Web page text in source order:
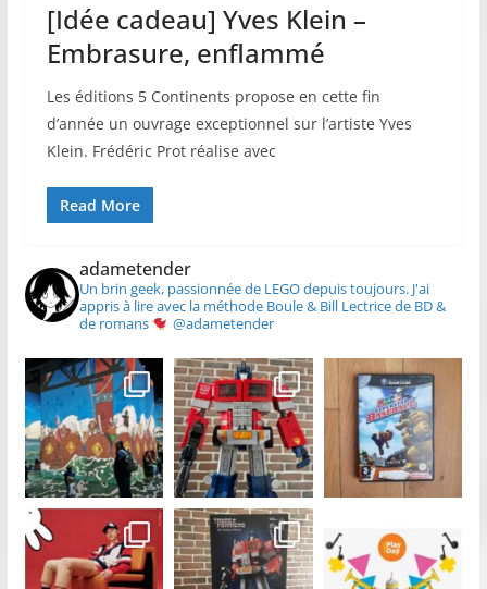
[Idée cadeau] Yves Klein –
Embrasure, enflammé
Les éditions 5 Continents propose en cette fin
d’année un ouvrage exceptionnel sur l’artiste Yves
Klein. Frédéric Prot réalise avec
Read More
adametender
Un brin geek, passionnée de LEGO depuis toujours.J'ai
appris à lire avec la méthode Boule & Bill Lectrice de BD &
de romans
@adametender